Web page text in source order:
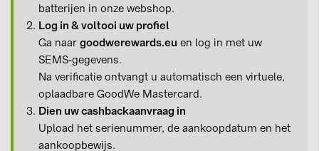
batterijen in onze webshop.
Log in & voltooi uw profiel
Ga naar goodwerewards.eu en log in met uw
SEMS‑gegevens.
Na verificatie ontvangt u automatisch een virtuele,
oplaadbare GoodWe Mastercard.
Dien uw cashbackaanvraag in
Upload het serienummer, de aankoopdatum en het
aankoopbewijs.